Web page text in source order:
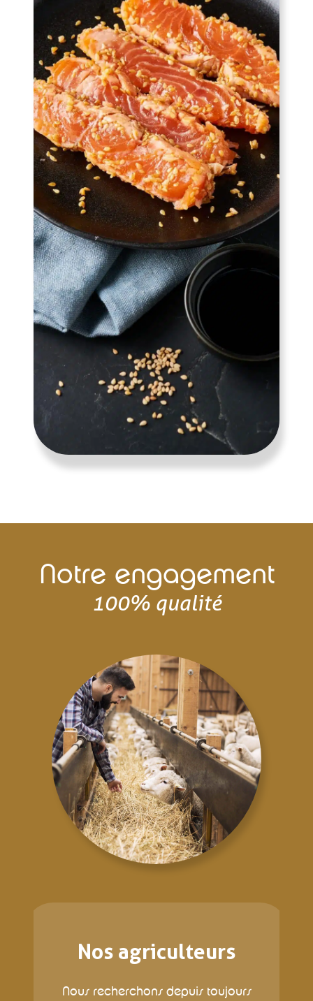
Notre engagement
100% qualité
Nos agriculteurs
Nous recherchons depuis toujours